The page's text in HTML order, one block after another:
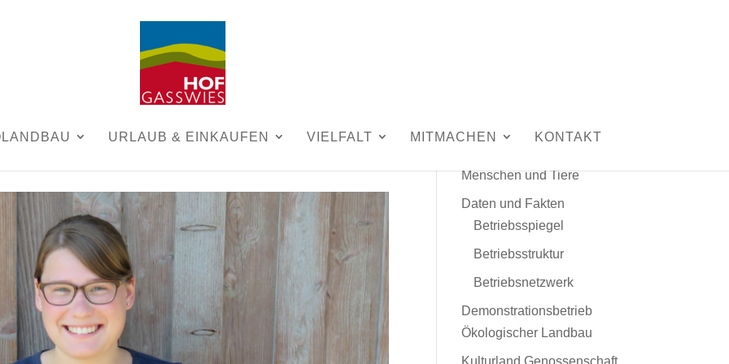
URLAUB & EINKAUFEN VIELFALT MITMACHEN KONTAKT
Menschen und Tiere
Daten und Fakten
Betriebsspiegel
Betriebsstruktur
Betriebsnetzwerk
Demonstrationsbetrieb
Ökologischer Landbau
Kulturland Genossenschaft